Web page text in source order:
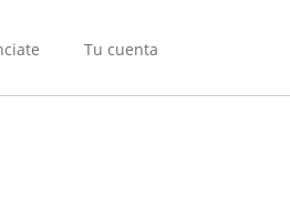
Tu cuenta